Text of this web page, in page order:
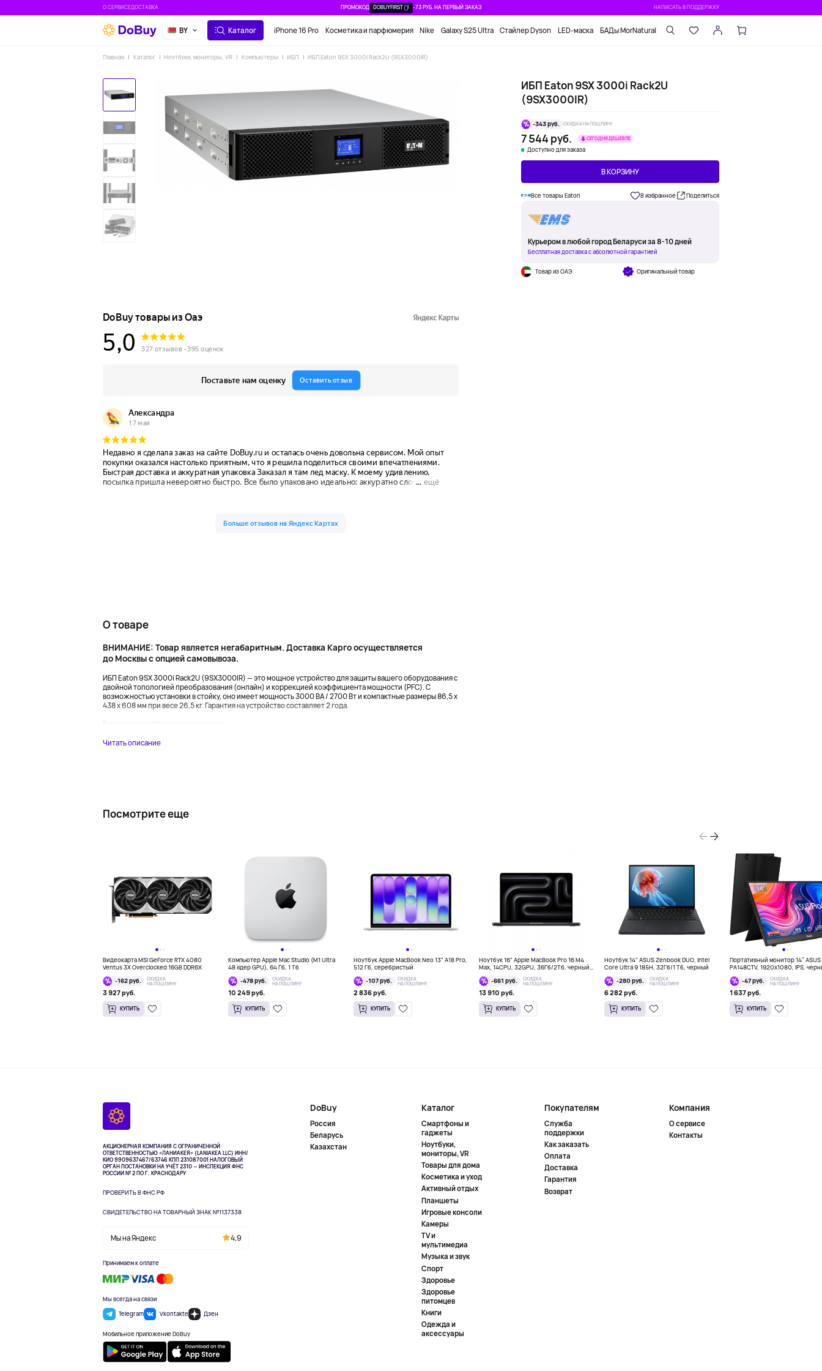
О СЕРВИСЕДОСТАВКА ПРОМОКОД DOBUYFIRST -73 РУБ. НА ПЕРВЫЙ ЗАКАЗ НАПИСАТЬ В ПОДДЕРЖКУ
BY Каталог iPhone 16 Pro Косметика и парфюмерия Nike Galaxy S25 Ultra Стайлер Dyson LED-маска БАДы MorNatural
Главная Каталог Ноутбуки, мониторы, VR Компьютеры ИБП ИБП Eaton 9SX 3000i Rack2U (9SX3000IR)
ИБП Eaton 9SX 3000i Rack2U
(9SX3000IR)
-343 руб. СКИДКА НА ПОШЛИНУ
7 544 руб. СЕГОДНЯ ДЕШЕВЛЕ
Доступно для заказа
В КОРЗИНУ
Все товары Eaton В избранное Поделиться
Курьером в любой город Беларуси за 8-10 дней
Бесплатная доставка с абсолютной гарантией
Товар из ОАЭ Оригинальный товар
О товаре
ВНИМАНИЕ: Товар является негабаритным. Доставка Карго осуществляется
до Москвы с опцией самовывоза.
ИБП Eaton 9SX 3000i Rack2U (9SX3000IR) — это мощное устройство для защиты вашего оборудования с
двойной топологией преобразования (онлайн) и коррекцией коэффициента мощности (PFC). С
возможностью установки в стойку, оно имеет мощность 3000 ВА / 2700 Вт и компактные размеры 86,5 x
438 x 608 мм при весе 26,5 кг. Гарантия на устройство составляет 2 года.
Входные характеристики включают...
Читать описание
Посмотрите еще
Видеокарта MSI GeForce RTX 4080
Ventus 3X Overclocked 16GB DDR6X
-162 руб.
СКИДКА
НА ПОШЛИНУ
3 927 руб.
КУПИТЬ
Компьютер Apple Mac Studio (M1 Ultra
48 ядер GPU), 64 Гб, 1 Тб
-478 руб.
СКИДКА
НА ПОШЛИНУ
10 249 руб.
КУПИТЬ
Ноутбук Apple MacBook Neo 13" A18 Pro,
512 Гб, серебристый
-107 руб.
СКИДКА
НА ПОШЛИНУ
2 836 руб.
КУПИТЬ
Ноутбук 16" Apple MacBook Pro 16 M4
Max, 14CPU, 32GPU, 36Гб/2Тб, черный
космос
-661 руб.
СКИДКА
НА ПОШЛИНУ
13 910 руб.
КУПИТЬ
Ноутбук 14" ASUS Zenbook DUO, Intel
Core Ultra 9 185H, 32Гб/1 Тб, черный
-280 руб.
СКИДКА
НА ПОШЛИНУ
6 282 руб.
КУПИТЬ
Портативный монитор 14”
PA148CTV, 1920x1080, IPS,
-47 руб.
СКИДКА
НА ПОШЛИНУ
1 637 руб.
КУПИТЬ
АКЦИОНЕРНАЯ КОМПАНИЯ С ОГРАНИЧЕННОЙ
ОТВЕТСТВЕННОСТЬЮ «ЛАНИАКЕЯ» (LANIAKEA LLC) ИНН/
КИО 9909637467/63746 КПП 231087001НАЛОГОВЫЙ
ОРГАН ПОСТАНОВКИ НА УЧЁТ 2310 — ИНСПЕКЦИЯ ФНС
РОССИИ № 2 ПО Г. КРАСНОДАРУ
ПРОВЕРИТЬ В ФНС РФ
СВИДЕТЕЛЬСТВО НА ТОВАРНЫЙ ЗНАК №1137338
Мы на Яндекс 4,9
Принимаем к оплате
Мы всегда на связи
Telegram
Vkontakte Дзен
Мобильное приложение DoBuy
DoBuy
Россия
Беларусь
Казахстан
Каталог
Смартфоны и
гаджеты
Ноутбуки,
мониторы, VR
Товары для дома
Косметика и уход
Активный отдых
Планшеты
Игровые консоли
Камеры
TV и
мультимедиа
Музыка и звук
Спорт
Здоровье
Здоровье
питомцев
Книги
Одежда и
аксессуары
Покупателям
Служба
поддержки
Как заказать
Оплата
Доставка
Гарантия
Возврат
Компания
О сервисе
Контакты